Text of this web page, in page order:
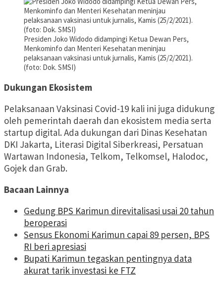
Presiden Joko Widodo didampingi Ketua Dewan Pers,
Menkominfo dan Menteri Kesehatan meninjau
pelaksanaan vaksinasi untuk jurnalis, Kamis (25/2/2021).
(foto: Dok. SMSI)
Dukungan Ekosistem
Pelaksanaan Vaksinasi Covid-19 kali ini juga didukung
oleh pemerintah daerah dan ekosistem media serta
startup digital. Ada dukungan dari Dinas Kesehatan
DKI Jakarta, Literasi Digital Siberkreasi, Persatuan
Wartawan Indonesia, Telkom, Telkomsel, Halodoc,
Gojek dan Grab.
Bacaan Lainnya
Gedung BPS Karimun direvitalisasi usai 20 tahun
beroperasi
Sensus Ekonomi Karimun capai 89 persen, BPS
RI beri apresiasi
Bupati Karimun tegaskan pentingnya data
akurat tarik investasi ke FTZ